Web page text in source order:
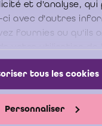
et d'analyse, qui
ci avec d'autres
fournies ou qu'ils
tous les cookies
Personnaliser
du 16 décembre
de Charleroi